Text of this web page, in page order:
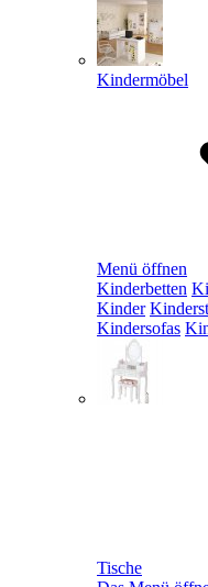
Kindermöbel
Menü öffnen
Kinderbetten
Kinder
Kindersofas
Tische